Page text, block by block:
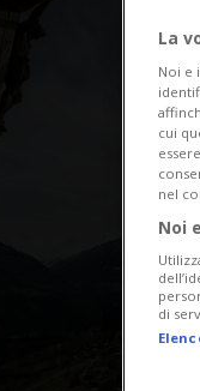
La
Noi e
cui
nel
Noi
di